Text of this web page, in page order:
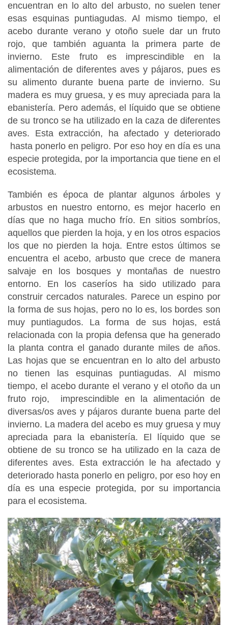
encuentran en lo alto del arbusto, no suelen tener
esas esquinas puntiagudas. Al mismo tiempo, el
acebo durante verano y otoño suele dar un fruto
rojo, que también aguanta la primera parte de
invierno. Este fruto es imprescindible en la
alimentación de diferentes aves y pájaros, pues es
su alimento durante buena parte de invierno. Su
madera es muy gruesa, y es muy apreciada para la
ebanistería. Pero además, el líquido que se obtiene
de su tronco se ha utilizado en la caza de diferentes
aves. Esta extracción, ha afectado y deteriorado
hasta ponerlo en peligro. Por eso hoy en día es una
especie protegida, por la importancia que tiene en el
ecosistema.
También es época de plantar algunos árboles y
arbustos en nuestro entorno, es mejor hacerlo en
días que no haga mucho frío. En sitios sombríos,
aquellos que pierden la hoja, y en los otros espacios
los que no pierden la hoja. Entre estos últimos se
encuentra el acebo, arbusto que crece de manera
salvaje en los bosques y montañas de nuestro
entorno. En los caseríos ha sido utilizado para
construir cercados naturales. Parece un espino por
la forma de sus hojas, pero no lo es, los bordes son
muy puntiagudos. La forma de sus hojas, está
relacionada con la propia defensa que ha generado
la planta contra el ganado durante miles de años.
Las hojas que se encuentran en lo alto del arbusto
no tienen las esquinas puntiagudas. Al mismo
tiempo, el acebo durante el verano y el otoño da un
fruto rojo, imprescindible en la alimentación de
diversas/os aves y pájaros durante buena parte del
invierno. La madera del acebo es muy gruesa y muy
apreciada para la ebanistería. El líquido que se
obtiene de su tronco se ha utilizado en la caza de
diferentes aves. Esta extracción le ha afectado y
deteriorado hasta ponerlo en peligro, por eso hoy en
día es una especie protegida, por su importancia
para el ecosistema.